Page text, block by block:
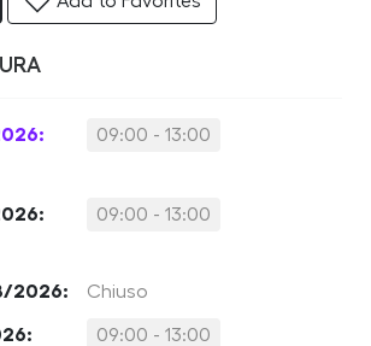
09:00 - 13:00
09:00 - 13:00
2026: Chiuso
09:00 - 13:00